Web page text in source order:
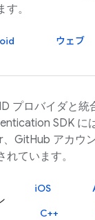
。
ウェブ
プロバイダと
SDK に
GitHub アカウ
ています。
iOS
C++